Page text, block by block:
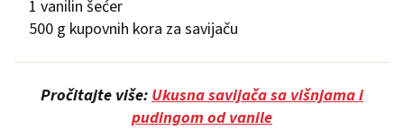
1 vanilin šećer
500 g kupovnih kora za savijaču
Pročitajte više:Ukusna savijača sa višnjama i
pudingom od vanile